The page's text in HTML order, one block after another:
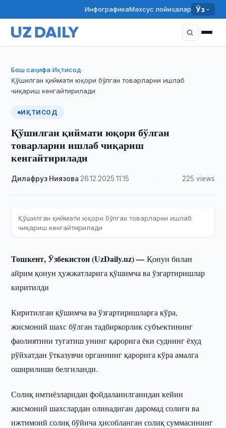
ИнфографикаМахсус лойиҳалар Ўз
Бош саҳифа›Иқтисод›
Қўшилган қиймати юқори бўлган товарларни ишлаб
чиқариш кенгайтирилади
ИҚТИСОД
Қўшилган қиймати юқори бўлган
товарларни ишлаб чиқариш
кенгайтирилади
Дилафруз Ниязова 26.12.2025 ·11:15 225 views
Қўшилган қиймати юқори бўлган товарларни ишлаб
чиқариш кенгайтирилади
Тошкент, Ўзбекистон (UzDaily.uz) —Қонун билан
айрим қонун ҳужжатларига қўшимча ва ўзгартиришлар
киритилди
Киритилган қўшимча ва ўзгартиришларга кўра,
жисмоний шахс бўлган тадбиркорлик субъектининг
фаолиятини тугатиш унинг қарорига ёки суднинг ёхуд
рўйхатдан ўтказувчи органнинг қарорига кўра амалга
оширилиши белгиланди.
Солиқ имтиёзларидан фойдаланилганидан кейин
жисмоний шахслардан олинадиган даромад солиғи ва
ижтимоий солиқ бўйича ҳисобланган солиқ суммасининг